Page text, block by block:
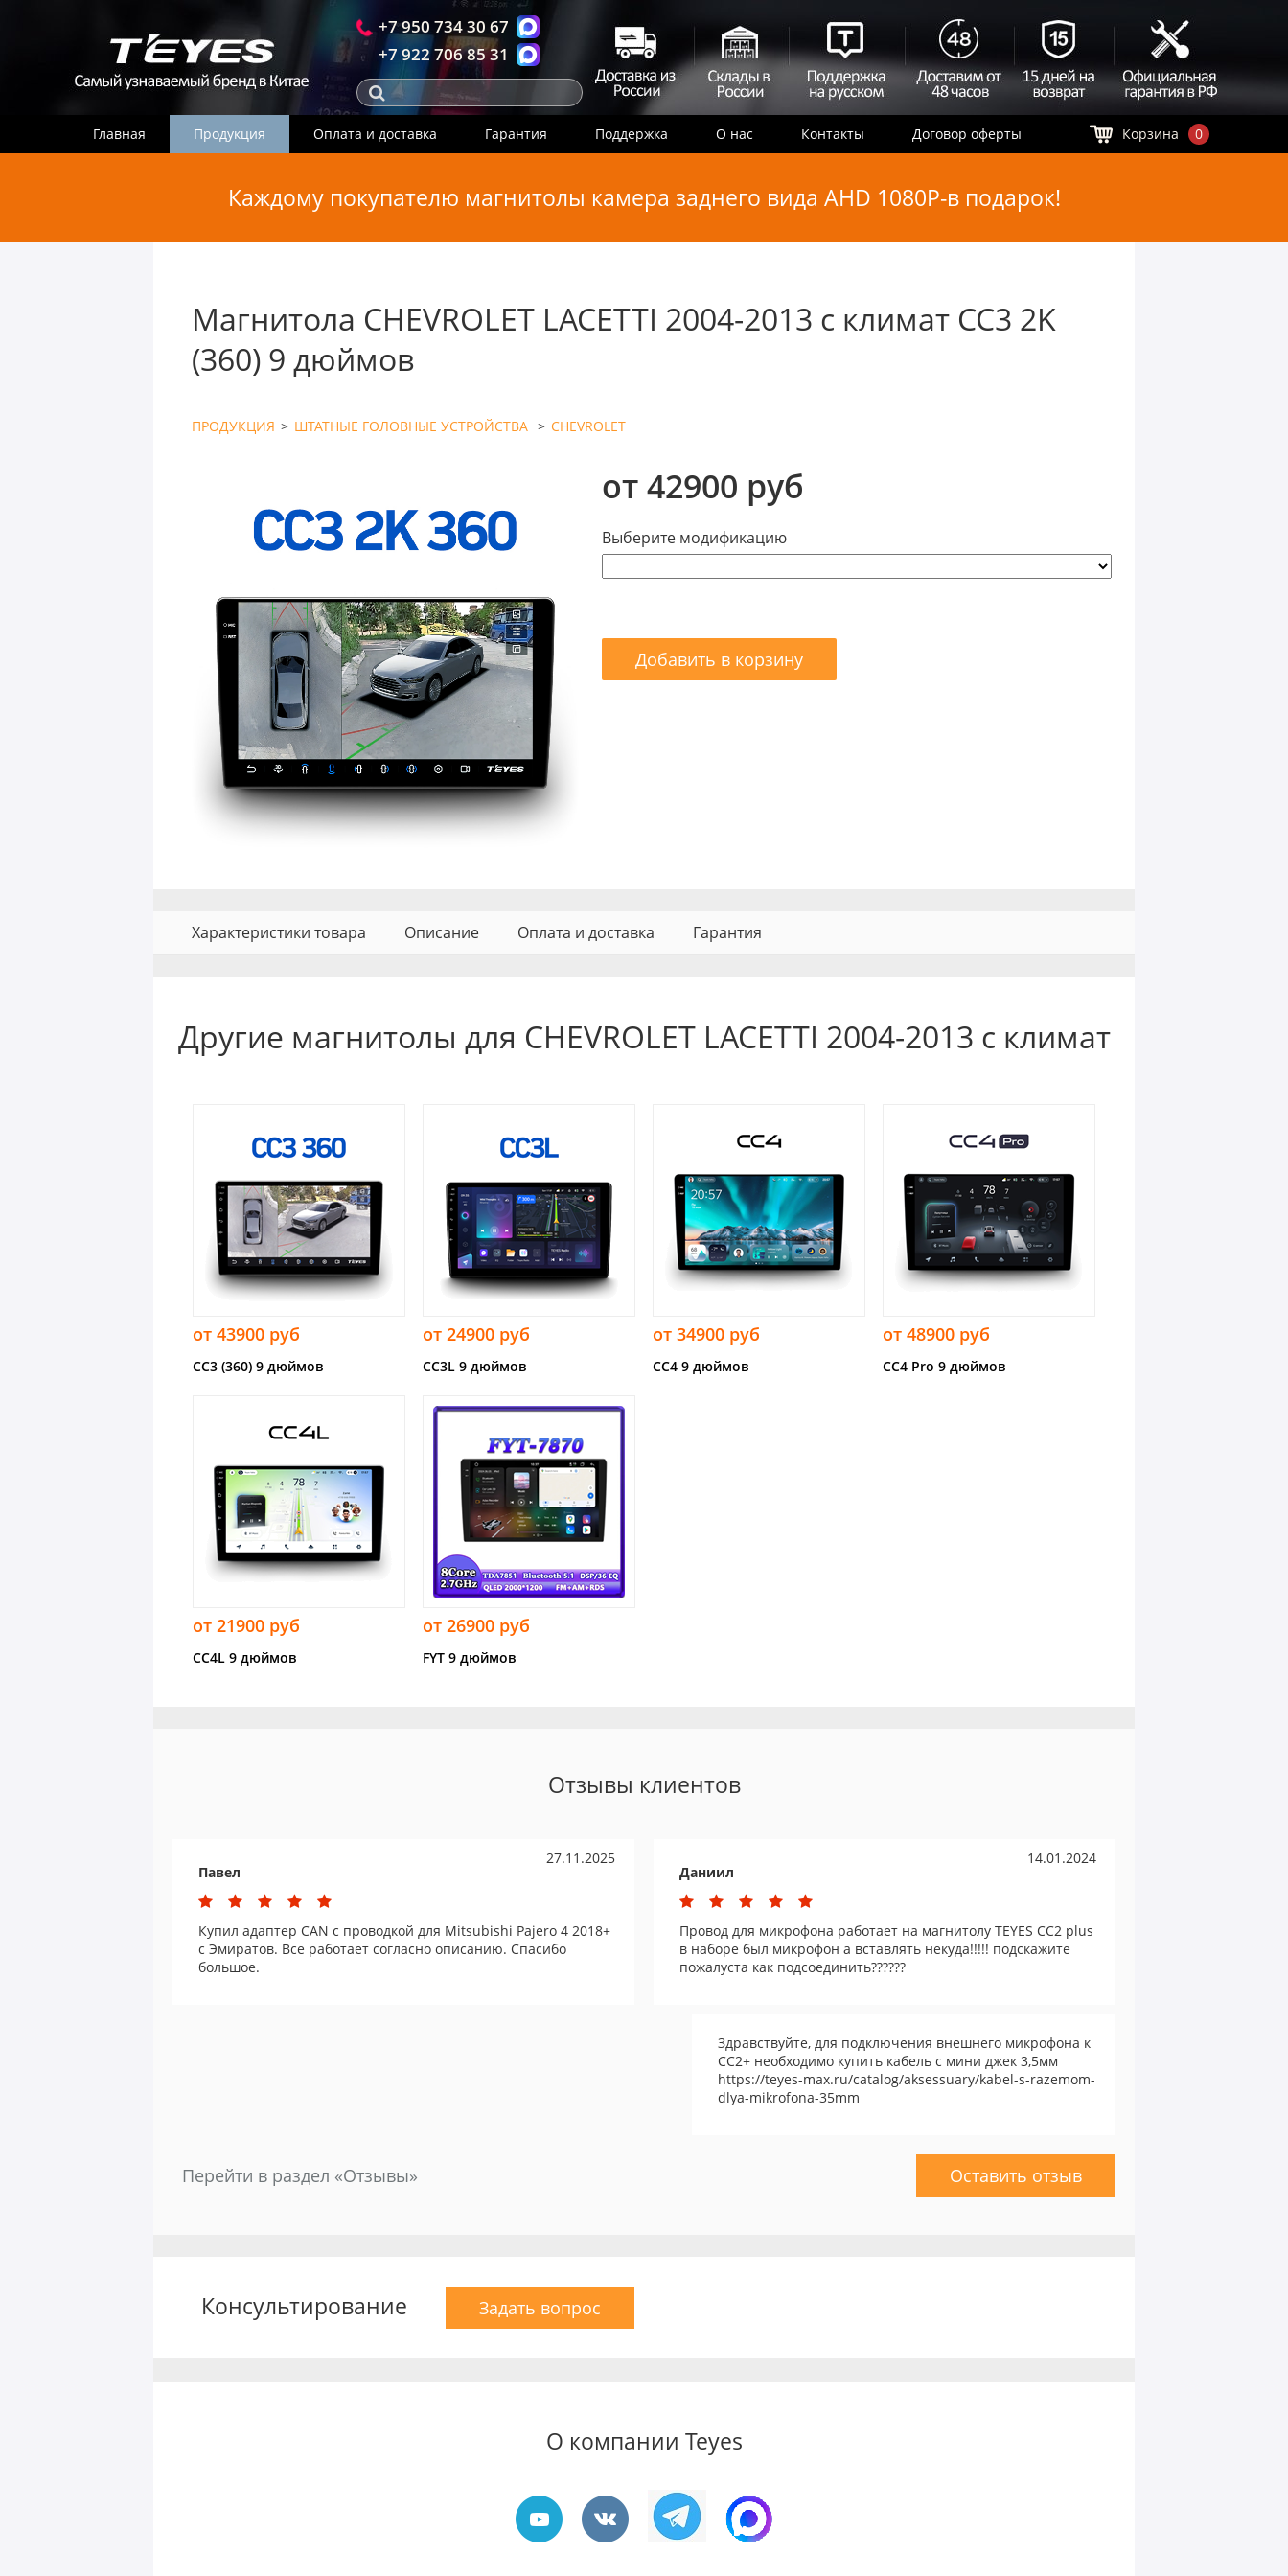
+7 950 734 30 67
+7 922 706 85 31
Главная Продукция Оплата и доставка Гарантия Поддержка О нас Контакты Договор оферты Корзина 0
Каждому покупателю магнитолы камера заднего вида AHD 1080P-в подарок!
Магнитола CHEVROLET LACETTI 2004-2013 с климат CC3 2K
(360) 9 дюймов
ПРОДУКЦИЯ > ШТАТНЫЕ ГОЛОВНЫЕ УСТРОЙСТВА > CHEVROLET
от 42900 руб
Выберите модификацию
Добавить в корзину
Характеристики товара Описание Оплата и доставка Гарантия
Другие магнитолы для CHEVROLET LACETTI 2004-2013 с климат
от 43900 руб
CC3 (360) 9 дюймов
от 24900 руб
CC3L 9 дюймов
от 34900 руб
CC4 9 дюймов
от 48900 руб
CC4 Pro 9 дюймов
от 21900 руб
CC4L 9 дюймов
от 26900 руб
FYT 9 дюймов
Отзывы клиентов
27.11.2025
Павел
Купил адаптер CAN с проводкой для Mitsubishi Pajero 4 2018+
c Эмиратов. Все работает согласно описанию. Спасибо
большое.
14.01.2024
Даниил
Провод для микрофона работает на магнитолу TEYES CC2 plus
в наборе был микрофон а вставлять некуда!!!!! подскажите
пожалуста как подсоединить??????
Здравствуйте, для подключения внешнего микрофона к
СС2+ необходимо купить кабель с мини джек 3,5мм
https://teyes-max.ru/catalog/aksessuary/kabel-s-razemom-
dlya-mikrofona-35mm
Перейти в раздел «Отзывы» Оставить отзыв
Консультирование Задать вопрос
О компании Teyes